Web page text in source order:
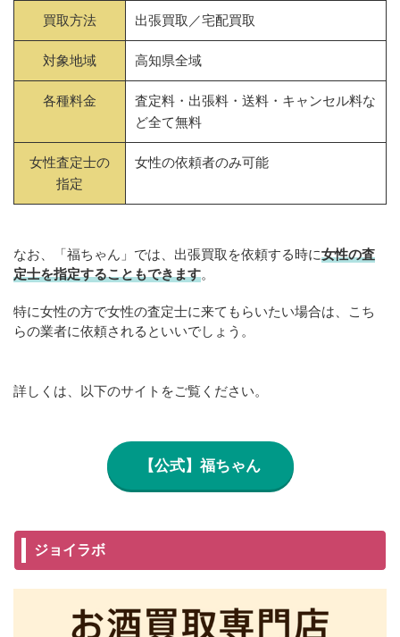
買取方法 出張買取／宅配買取
対象地域 高知県全域
各種料金
査定料・出張料・送料・キャンセル料な
ど全て無料
女性査定士の
指定
女性の依頼者のみ可能
なお、「福ちゃん」では、出張買取を依頼する時に女性の査
定士を指定することもできます。
特に女性の方で女性の査定士に来てもらいたい場合は、こち
らの業者に依頼されるといいでしょう。
詳しくは、以下のサイトをご覧ください。
【公式】福ちゃん
ジョイラボ